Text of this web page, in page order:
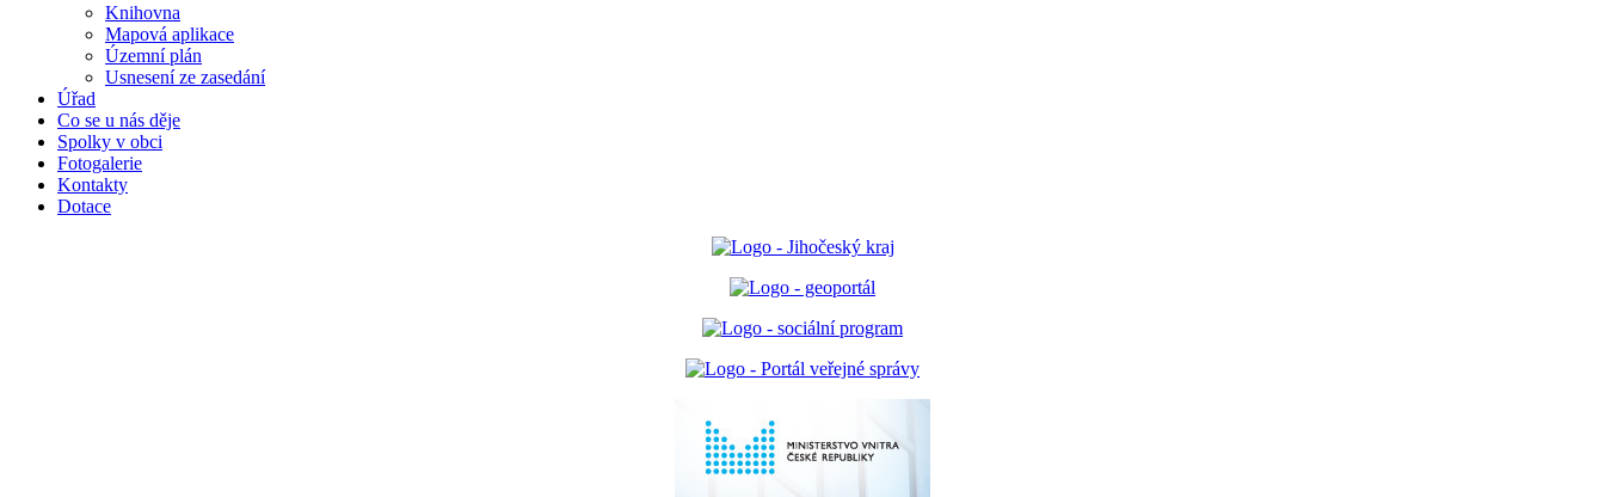
Knihovna
Mapová aplikace
Územní plán
Usnesení ze zasedání
Úřad
Co se u nás děje
Spolky v obci
Fotogalerie
Kontakty
Dotace